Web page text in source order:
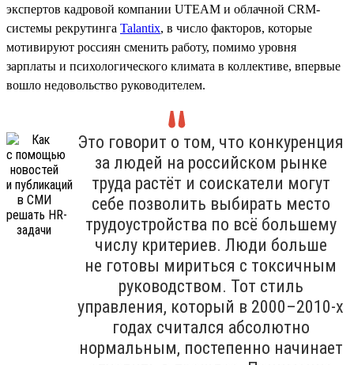
экспертов кадровой компании UTEAM и облачной CRM-
системы рекрутинга Talantix, в число факторов, которые
мотивируют россиян сменить работу, помимо уровня
зарплаты и психологического климата в коллективе, впервые
вошло недовольство руководителем.
Это говорит о том, что конкуренция
за людей на российском рынке
труда растёт и соискатели могут
себе позволить выбирать место
трудоустройства по всё большему
числу критериев. Люди больше
не готовы мириться с токсичным
руководством. Тот стиль
управления, который в 2000–2010-х
годах считался абсолютно
нормальным, постепенно начинает